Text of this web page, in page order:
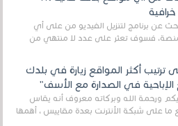
عن برنامج لتنزيل الفيديو من على أي
فسوف تعثر على عدد لا منتهي من
ترتيب أكثر المواقع زيارة في بلدك
الإباحية في الصدارة مع الأسف"
ورحمة الله وبركاته معروف أنه يقاس
ما على شبكة الأنترنت بعدة مقاييس ، أهمها